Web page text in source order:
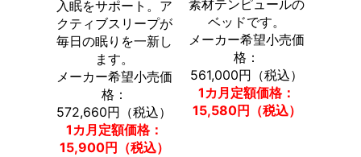
入眠をサポート。ア
クティブスリープが
毎日の眠りを一新し
ます。
メーカー希望小売価
格：
572,660円（税込）
1カ月定額価格：
15,900円（税込）
素材テンピュールの
ベッドです。
メーカー希望小売価
格：
561,000円（税込）
1カ月定額価格：
15,580円（税込）